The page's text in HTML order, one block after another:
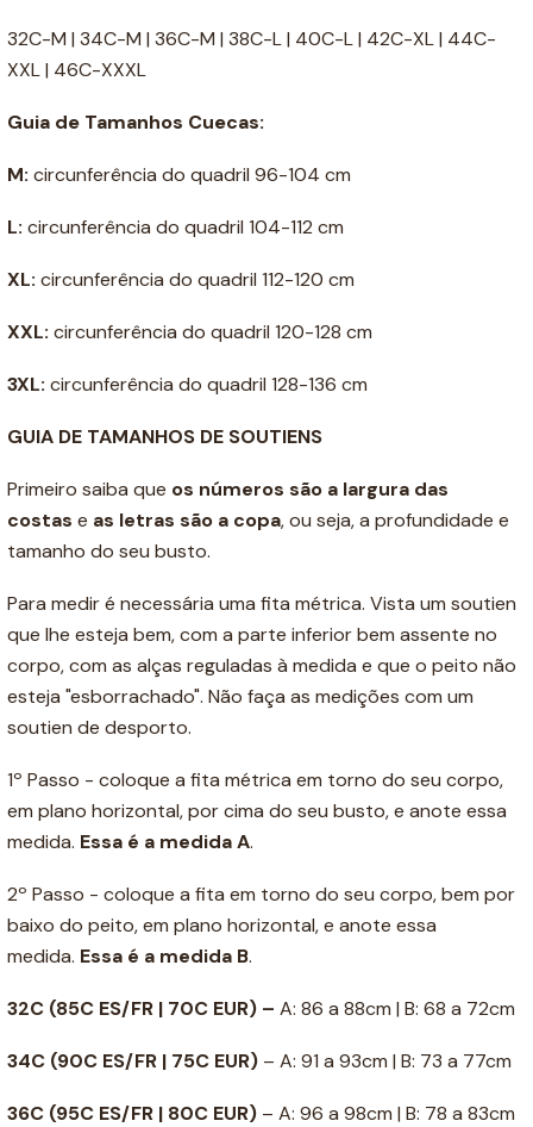
32C-M | 34C-M | 36C-M | 38C-L | 40C-L | 42C-XL | 44C-
XXL | 46C-XXXL
Guia de Tamanhos Cuecas:
M: circunferência do quadril 96-104 cm
L: circunferência do quadril 104-112 cm
XL: circunferência do quadril 112-120 cm
XXL: circunferência do quadril 120-128 cm
3XL: circunferência do quadril 128-136 cm
GUIA DE TAMANHOS DE SOUTIENS
Primeiro saiba que os números são a largura das
costas e as letras são a copa, ou seja, a profundidade e
tamanho do seu busto.
Para medir é necessária uma fita métrica. Vista um soutien
que lhe esteja bem, com a parte inferior bem assente no
corpo, com as alças reguladas à medida e que o peito não
esteja "esborrachado". Não faça as medições com um
soutien de desporto.
1º Passo - coloque a fita métrica em torno do seu corpo,
em plano horizontal, por cima do seu busto, e anote essa
medida. Essa é a medida A.
2º Passo - coloque a fita em torno do seu corpo, bem por
baixo do peito, em plano horizontal, e anote essa
medida. Essa é a medida B.
32C (85C ES/FR | 70C EUR) – A: 86 a 88cm | B: 68 a 72cm
34C (90C ES/FR | 75C EUR) – A: 91 a 93cm | B: 73 a 77cm
36C (95C ES/FR | 80C EUR) – A: 96 a 98cm | B: 78 a 83cm